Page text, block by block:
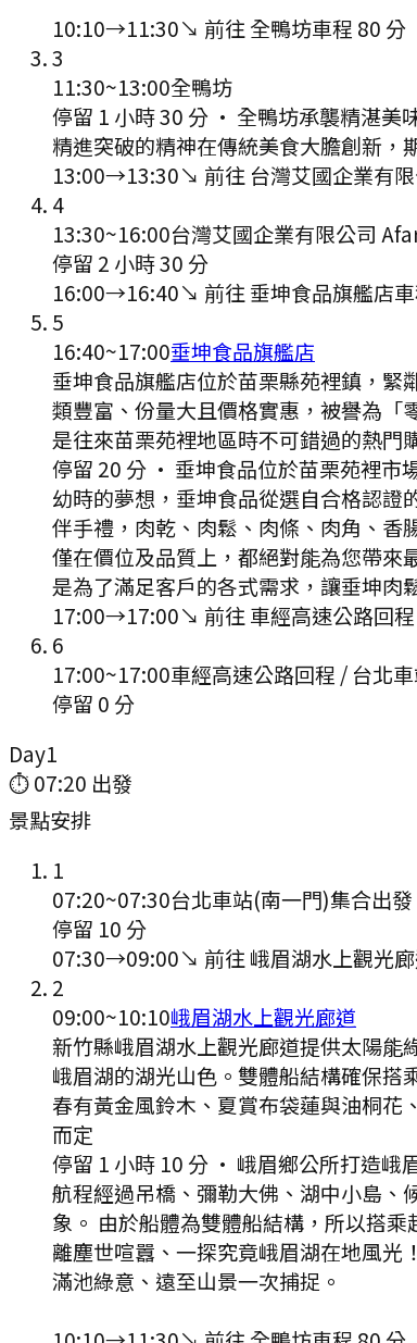
10:10→11:30↘ 前往 全鴨坊車程 80 分
3
11:30~13:00全鴨坊
停留 1 小時 30 分 · 全鴨坊承襲精湛美
精進突破的精神在傳統美食大膽創新，
13:00→13:30↘ 前往 台灣艾國企業有
4
13:30~16:00台灣艾國企業有限公司
停留 2 小時 30 分
16:00→16:40↘ 前往 垂坤食品旗艦店
5
16:40~17:00垂坤食品旗艦店
垂坤食品旗艦店位於苗栗縣苑裡鎮，緊
類豐富、份量大且價格實惠，被譽為「
是往來苗栗苑裡地區時不可錯過的熱
停留 20 分 · 垂坤食品位於苗栗苑裡市
幼時的夢想，垂坤食品從選自合格認證
伴手禮，肉乾、肉鬆、肉條、肉角、
僅在價位及品質上，都絕對能為您帶來
是為了滿足客戶的各式需求，讓垂坤肉
17:00→17:00↘ 前往 車經高速公路回
6
17:00~17:00車經高速公路回程 / 台北
停留 0 分
Day1
⏱07:20 出發
景點安排
1
07:20~07:30台北車站(南一門)集合出發
停留 10 分
07:30→09:00↘ 前往 峨眉湖水上觀光
2
09:00~10:10峨眉湖水上觀光廊道
新竹縣峨眉湖水上觀光廊道提供太陽能
峨眉湖的湖光山色。雙體船結構確保搭
春有黃金風鈴木、夏賞布袋蓮與油桐
而定
停留 1 小時 10 分 · 峨眉鄉公所打造峨
航程經過吊橋、彌勒大佛、湖中小島、
象。 由於船體為雙體船結構，所以搭
離塵世喧囂、一探究竟峨眉湖在地風光
滿池綠意、遠至山景一次捕捉。